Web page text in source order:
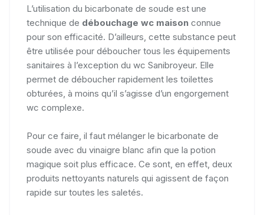
L’utilisation du bicarbonate de soude est une
technique de débouchage wc maison connue
pour son efficacité. D’ailleurs, cette substance peut
être utilisée pour déboucher tous les équipements
sanitaires à l’exception du wc Sanibroyeur. Elle
permet de déboucher rapidement les toilettes
obturées, à moins qu’il s’agisse d’un engorgement
wc complexe.
Pour ce faire, il faut mélanger le bicarbonate de
soude avec du vinaigre blanc afin que la potion
magique soit plus efficace. Ce sont, en effet, deux
produits nettoyants naturels qui agissent de façon
rapide sur toutes les saletés.